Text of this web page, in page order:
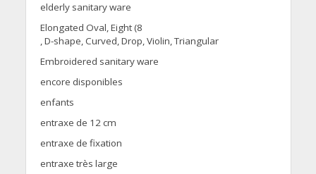
elderly sanitary ware
Elongated Oval, Eight (8
, D-shape, Curved, Drop, Violin, Triangular
Embroidered sanitary ware
encore disponibles
enfants
entraxe de 12 cm
entraxe de fixation
entraxe très large